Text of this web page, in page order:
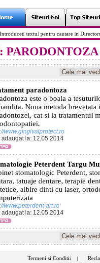
PARODONTOZA
paradontoza
este o boala a
Noua metoda
cat si la tratamentul
www.gingivalprotect.ro
adaugat la: 12.05.2014
Peterdent Targu
stomatologic Peterdent,
tatuaje dentare, terapie
albire dinti cu laser,
www.peterdent-art.ro
adaugat la: 12.05.2014
Termeni si Conditii